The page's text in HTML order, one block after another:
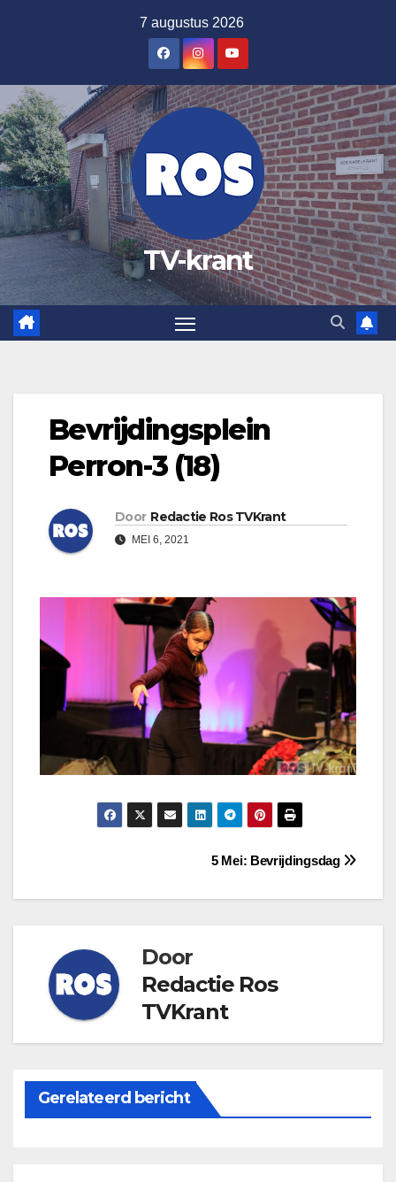
inhoud
7 augustus 2026
TV-krant
Bevrijdingsplein
Perron-3 (18)
Door Redactie Ros TVKrant
MEI 6, 2021
navigatie
5 Mei: Bevrijdingsdag
Door
Redactie Ros
TVKrant
Gerelateerd bericht